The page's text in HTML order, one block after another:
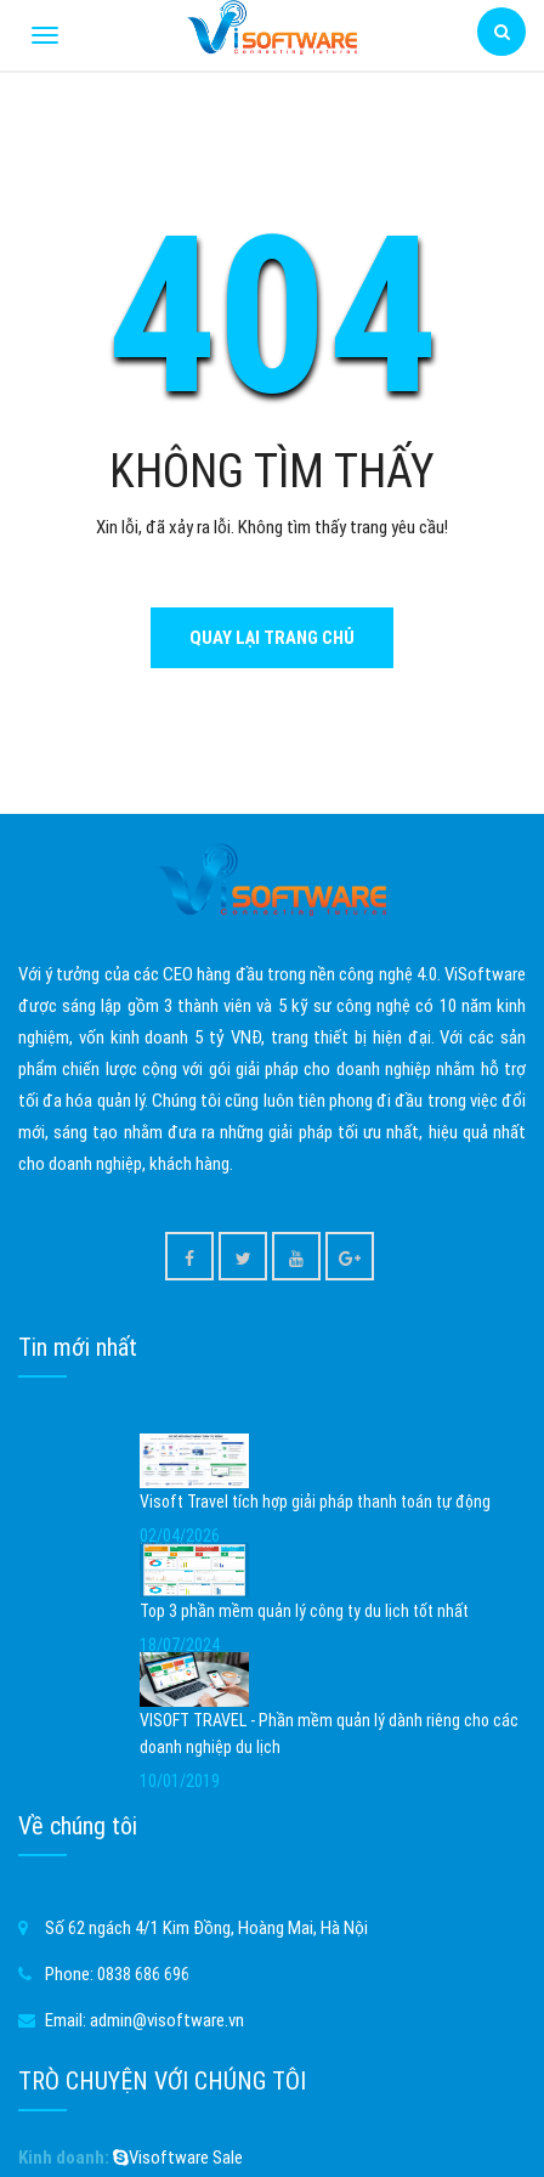
404
KHÔNG TÌM THẤY
Xin lỗi, đã xảy ra lỗi. Không tìm thấy trang yêu cầu!
QUAY LẠI TRANG CHỦ
Với ý tưởng của các CEO hàng đầu trong nền công nghệ 4.0. ViSoftware
được sáng lập gồm 3 thành viên và 5 kỹ sư công nghệ có 10 năm kinh
nghiệm, vốn kinh doanh 5 tỷ VNĐ, trang thiết bị hiện đại. Với các sản
phẩm chiến lược cộng với gói giải pháp cho doanh nghiệp nhằm hỗ trợ
tối đa hóa quản lý. Chúng tôi cũng luôn tiên phong đi đầu trong việc đổi
mới, sáng tạo nhằm đưa ra những giải pháp tối ưu nhất, hiệu quả nhất
cho doanh nghiệp, khách hàng.
Tin mới nhất
Visoft Travel tích hợp giải pháp thanh toán tự động
02/04/2026
Top 3 phần mềm quản lý công ty du lịch tốt nhất
18/07/2024
VISOFT TRAVEL - Phần mềm quản lý dành riêng cho các
doanh nghiệp du lịch
10/01/2019
Về chúng tôi
Số 62 ngách 4/1 Kim Đồng, Hoàng Mai, Hà Nội
Phone: 0838 686 696
Email: admin@visoftware.vn
TRÒ CHUYỆN VỚI CHÚNG TÔI
Kinh doanh: Visoftware Sale